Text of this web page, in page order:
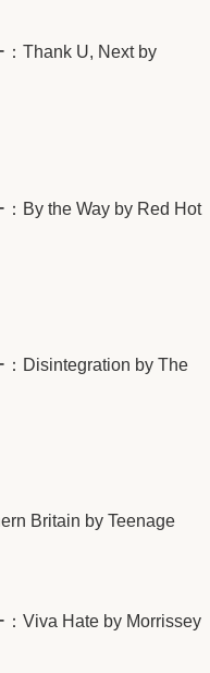
Thank U, Next by
By the Way by Red Hot
：Disintegration by The
Britain by Teenage
Viva Hate by Morrissey